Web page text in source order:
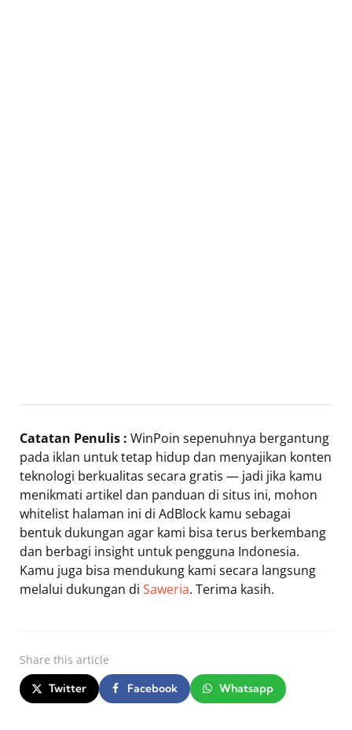
Catatan Penulis : WinPoin sepenuhnya bergantung
pada iklan untuk tetap hidup dan menyajikan konten
teknologi berkualitas secara gratis — jadi jika kamu
menikmati artikel dan panduan di situs ini, mohon
whitelist halaman ini di AdBlock kamu sebagai
bentuk dukungan agar kami bisa terus berkembang
dan berbagi insight untuk pengguna Indonesia.
Kamu juga bisa mendukung kami secara langsung
melalui dukungan di Saweria. Terima kasih.
Share this article
Twitter Facebook Whatsapp